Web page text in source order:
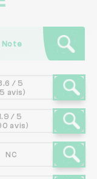
Note
/ 5
avis)
/ 5
avis)
NC